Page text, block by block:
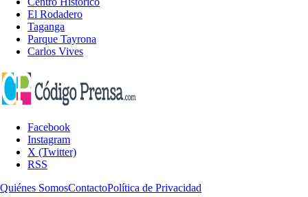
El Rodadero
Taganga
Parque Tayrona
Carlos Vives
Facebook
Instagram
X (Twitter)
RSS
Quiénes SomosContactoPolítica de Privacidad